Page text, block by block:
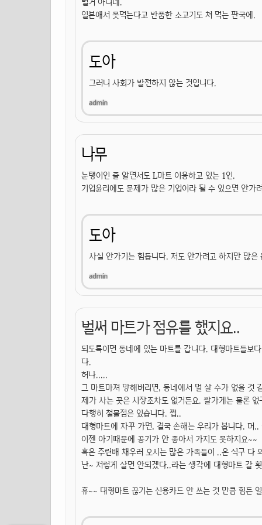
별거 아니네.
일본애서 못먹는다고 반품한 소고기도 쳐 먹는 판국에.
도아
그러니 사회가 발전하지 않는 것입니다.
나무
눈탱이인 줄 알면서도 L마트 이용하고 있는 1인.
기업윤리에도 문제가 많은 기업이라 될 수 있으면 안가
도아
사실 안가기는 힘듭니다. 저도 안가려고 하지만 많
벌써 마트가 점유를 했지요..
되도록이면 동네에 있는 마트를 갑니다. 대형마트들보
다.
허나.....
그 마트마져 망해버리면, 동네에서 멀 살 수가 없을 것
제가 사는 곳은 시장조차도 없거든요. 쌀가게는 물론 없
다행히 철물점은 있습니다. 쩝..
대형마트에 자꾸 가면, 결국 손해는 우리가 봅니다. 머
이젠 아기때문에 공기가 안 좋아서 가지도 못하지요~~
혹은 주린배 채우러 오시는 많은 가족들이 ..온 식구 다
난~ 저렇게 살면 안되겠다..라는 생각에 대형마트 갈
휴~~ 대형마트 끊기는 신용카드 안 쓰는 것 만큼 힘든